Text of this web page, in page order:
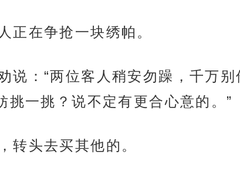
正在争抢一块绣帕。
说：“两位客人稍安勿躁，千万别
一挑？说不定有更合心意的。”
转头去买其他的。